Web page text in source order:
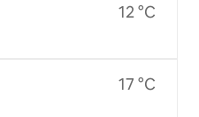
12 °C
17 °C